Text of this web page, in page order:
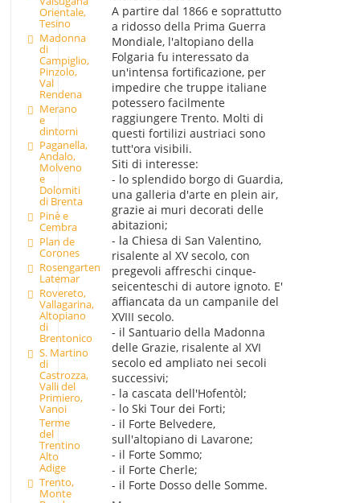
Orientale,
Tesino
Madonna
di
Campiglio,
Pinzolo,
Val
Rendena
Merano
e
dintorni
Paganella,
Andalo,
Molveno
e
Dolomiti
di Brenta
Pinè e
Cembra
Plan de
Corones
Rosengarten
Latemar
Rovereto,
Vallagarina,
Altopiano
di
Brentonico
S. Martino
di
Castrozza,
Valli del
Primiero,
Vanoi
Terme
del
Trentino
Alto
Adige
Trento,
Monte
A partire dal 1866 e soprattutto
a ridosso della Prima Guerra
Mondiale, l'altopiano della
Folgaria fu interessato da
un'intensa fortificazione, per
impedire che truppe italiane
potessero facilmente
raggiungere Trento. Molti di
questi fortilizi austriaci sono
tutt'ora visibili.
Siti di interesse:
- lo splendido borgo di Guardia,
una galleria d'arte en plein air,
grazie ai muri decorati delle
abitazioni;
- la Chiesa di San Valentino,
risalente al XV secolo, con
pregevoli affreschi cinque-
seicenteschi di autore ignoto. E'
affiancata da un campanile del
XVIII secolo.
- il Santuario della Madonna
delle Grazie, risalente al XVI
secolo ed ampliato nei secoli
successivi;
- la cascata dell'Hofentòl;
- lo Ski Tour dei Forti;
- il Forte Belvedere,
sull'altopiano di Lavarone;
- il Forte Sommo;
- il Forte Cherle;
- il Forte Dosso delle Somme.